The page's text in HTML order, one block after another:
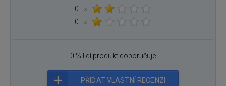
0
×
0
×
0 % lidí produkt doporučuje
PŘIDAT VLASTNÍ RECENZI